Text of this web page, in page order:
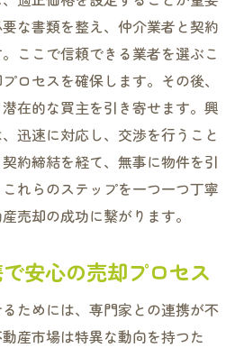
な書類を整え、仲介業者と契約
ここで信頼できる業者を選ぶこ
ロセスを確保します。その後、
在的な買主を引き寄せます。興
迅速に対応し、交渉を行うこと
約締結を経て、無事に物件を引
れらのステップを一つ一つ丁寧
売却の成功に繋がります。
安心の売却プロセス
ためには、専門家との連携が不
産市場は特異な動向を持つた